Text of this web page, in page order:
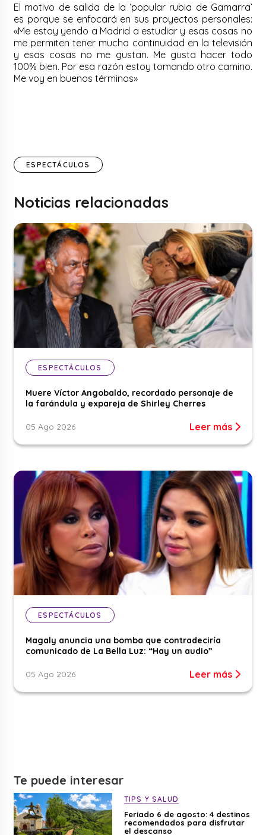
El motivo de salida de la ‘popular rubia de Gamarra’
es porque se enfocará en sus proyectos personales:
«Me estoy yendo a Madrid a estudiar y esas cosas no
me permiten tener mucha continuidad en la televisión
y esas cosas no me gustan. Me gusta hacer todo
100% bien. Por esa razón estoy tomando otro camino.
Me voy en buenos términos»
ESPECTÁCULOS
Noticias relacionadas
ESPECTÁCULOS
Muere Víctor Angobaldo, recordado personaje de
la farándula y expareja de Shirley Cherres
05 Ago 2026 Leer más
ESPECTÁCULOS
Magaly anuncia una bomba que contradeciría
comunicado de La Bella Luz: “Hay un audio”
05 Ago 2026 Leer más
Te puede interesar
TIPS Y SALUD
Feriado 6 de agosto: 4 destinos
recomendados para disfrutar
el descanso